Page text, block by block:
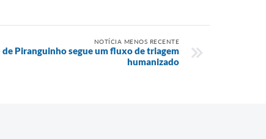
NOTÍCIA MENOS RECENTE
de Piranguinho segue um fluxo de triagem
humanizado